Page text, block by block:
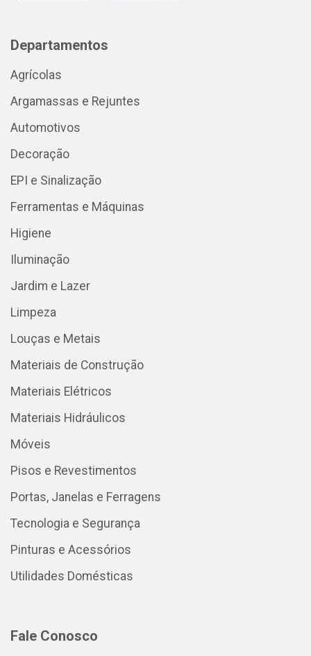
Departamentos
Agrícolas
Argamassas e Rejuntes
Automotivos
Decoração
EPI e Sinalização
Ferramentas e Máquinas
Higiene
Iluminação
Jardim e Lazer
Limpeza
Louças e Metais
Materiais de Construção
Materiais Elétricos
Materiais Hidráulicos
Móveis
Pisos e Revestimentos
Portas, Janelas e Ferragens
Tecnologia e Segurança
Pinturas e Acessórios
Utilidades Domésticas
Fale Conosco